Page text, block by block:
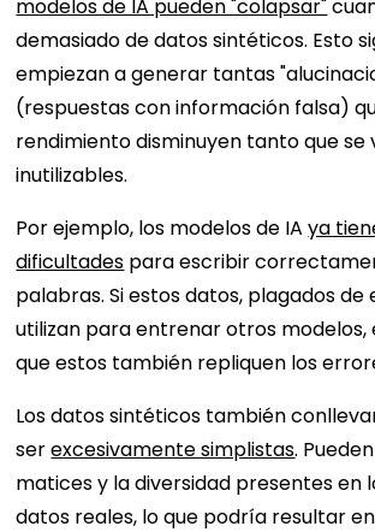
modelos de IA pueden "colapsar"
demasiado de datos sintéticos. Esto
empiezan a generar tantas
(respuestas con información falsa)
rendimiento disminuyen tanto que se
inutilizables.
Por ejemplo, los modelos de IAya
dificultades para escribir
palabras. Si estos datos, plagados de
utilizan para entrenar otros modelos,
que estos también repliquen los
Los datos sintéticos también
serexcesivamente simplistas.
matices y la diversidad presentes en
datos reales, lo que podría resultar